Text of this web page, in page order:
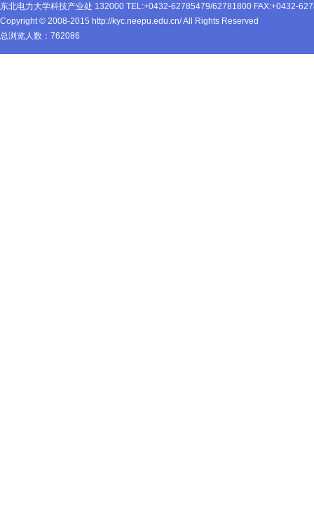
东北电力大学科技产业处 132000 TEL:+0432-62785479/62781800 FAX:+0432-
Copyright © 2008-2015 http://kyc.neepu.edu.cn/ All Rights Reserved
总浏览人数： 762086